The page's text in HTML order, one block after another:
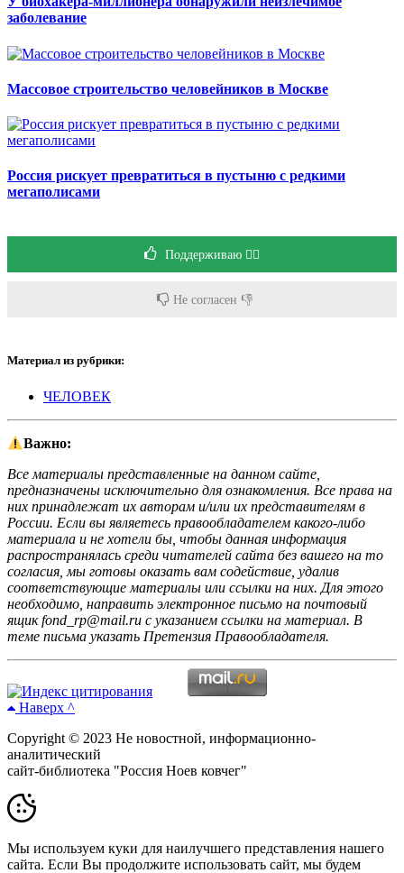
заболевание
Массовое строительство человейников в Москве
Россия рискует превратиться в пустыню с редкими
мегаполисами
Поддерживаю 👍🏻
Не согласен 👎
Материал из рубрики:
ЧЕЛОВЕК
Важно:
Все материалы представленные на данном сайте,
предназначены исключительно для ознакомления. Все права на
них принадлежат их авторам и/или их представителям в
России. Если вы являетесь правообладателем какого-либо
материала и не хотели бы, чтобы данная информация
распространялась среди читателей сайта без вашего на то
согласия, мы готовы оказать вам содействие, удалив
соответствующие материалы или ссылки на них. Для этого
необходимо, направить электронное письмо на почтовый
ящик fond_rp@mail.ru с указанием ссылки на материал. В
теме письма указать Претензия Правообладателя.
Наверх ^
Copyright © 2023 Не новостной, информационно-
аналитический
сайт-библиотека "Россия Ноев ковчег"
Мы используем куки для наилучшего представления нашего
сайта. Если Вы продолжите использовать сайт, мы будем